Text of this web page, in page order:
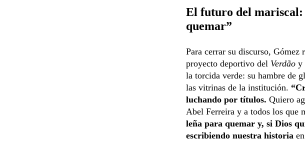
El futuro del mariscal:
quemar”
Para cerrar su discurso, Gómez
proyecto deportivo del Verdão y
la torcida verde: su hambre de
las vitrinas de la institución.
luchando por títulos. Quiero
Abel Ferreira y a todos los que
leña para quemar y, si Dios
escribiendo nuestra historia